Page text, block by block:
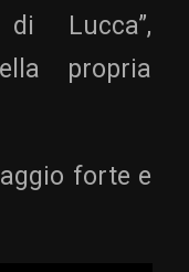
Lucca”,
propria
forte e